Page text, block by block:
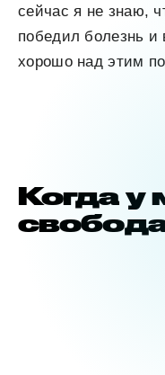
сейчас я не знаю,
победил болезнь
хорошо над этим
Когда у